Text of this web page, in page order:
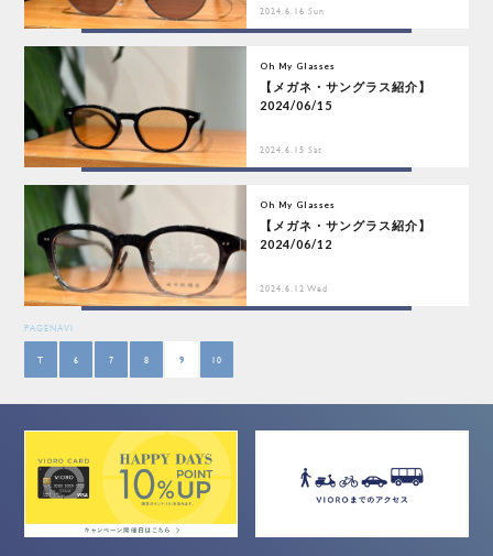
2024.6.16 Sun
Oh My Glasses
【メガネ・サングラス紹介】
2024/06/15
2024.6.15 Sat
Oh My Glasses
【メガネ・サングラス紹介】
2024/06/12
2024.6.12 Wed
PAGENAVI
T 6 7 8 9 10